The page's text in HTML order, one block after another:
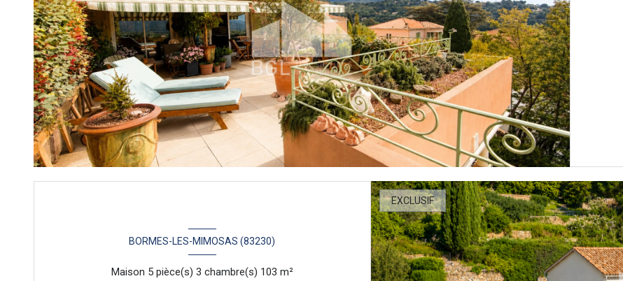
EXCLUSIF
BORMES-LES-MIMOSAS (83230)
Maison 5 pièce(s) 3 chambre(s) 103 m²